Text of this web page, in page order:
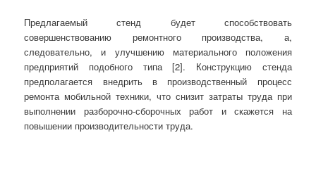
Предлагаемый стенд будет способствовать
совершенствованию ремонтного производства, а,
следовательно, и улучшению материального положения
предприятий подобного типа [2]. Конструкцию стенда
предполагается внедрить в производственный процесс
ремонта мобильной техники, что снизит затраты труда при
выполнении разборочно-сборочных работ и скажется на
повышении производительности труда.